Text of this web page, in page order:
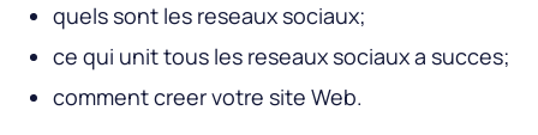
quels sont les reseaux sociaux;
ce qui unit tous les reseaux sociaux a succes;
comment creer votre site Web.